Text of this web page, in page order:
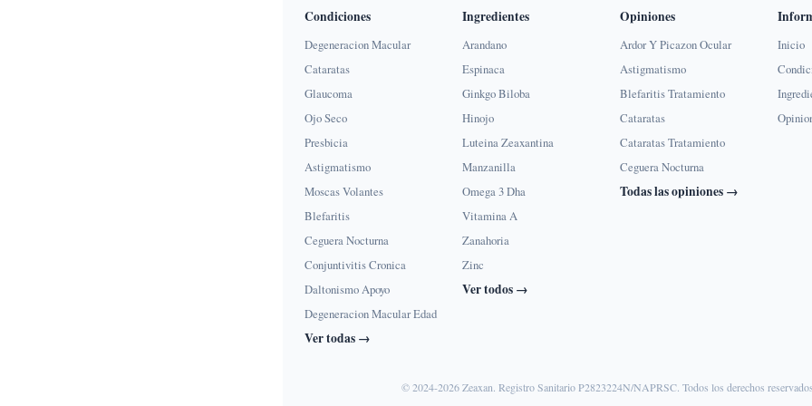
Condiciones
Degeneracion Macular
Cataratas
Glaucoma
Ojo Seco
Presbicia
Astigmatismo
Moscas Volantes
Blefaritis
Ceguera Nocturna
Conjuntivitis Cronica
Daltonismo Apoyo
Degeneracion Macular Edad
Ver todas →
Ingredientes
Arandano
Espinaca
Ginkgo Biloba
Hinojo
Luteina Zeaxantina
Manzanilla
Omega 3 Dha
Vitamina A
Zanahoria
Zinc
Ver todos →
Opiniones
Ardor Y Picazon Ocular
Astigmatismo
Blefaritis Tratamiento
Cataratas
Cataratas Tratamiento
Ceguera Nocturna
Todas las opiniones →
Inicio
© 2024-2026 Zeaxan. Registro Sanitario P2823224N/NAPRSC. Todos los derechos reservados.